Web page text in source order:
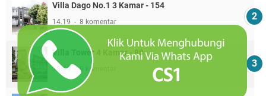
Villa Dago No.1 3 Kamar - 154
14.19 8 komentar
Villa Tower 4 Kamar - 80
18.49 9 komentar